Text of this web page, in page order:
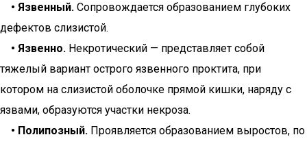
• Язвенный. Сопровождается образованием глубоких
дефектов слизистой.
• Язвенно. Некротический — представляет собой
тяжелый вариант острого язвенного проктита, при
котором на слизистой оболочке прямой кишки, наряду с
язвами, образуются участки некроза.
• Полипозный. Проявляется образованием выростов, по